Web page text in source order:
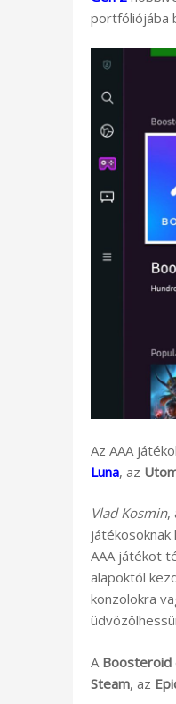
portfóliójába
Az AAA
Luna, az
Vlad Kosmin,
játékosoknak
AAA játékot
alapoktól
konzolokra
A Boosteroid
Steam, az